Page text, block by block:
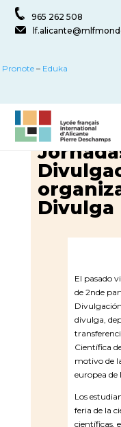
965 262 508
Pronote – Eduka
Divulga
El pasado
de 2nde
divulga,
Científica
motivo de
europea de
Los
feria de la
científicas,